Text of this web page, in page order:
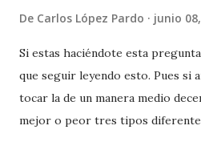
desarrollado un gran sonido que
mantener cuando entra en juego
de vital importancia que vayamos
los aspectos técnicos de manera...
De Carlos López Pardo junio
Si estas haciéndote esta
que seguir leyendo esto. Pues si
tocar la de un manera medio
mejor o peor tres tipos